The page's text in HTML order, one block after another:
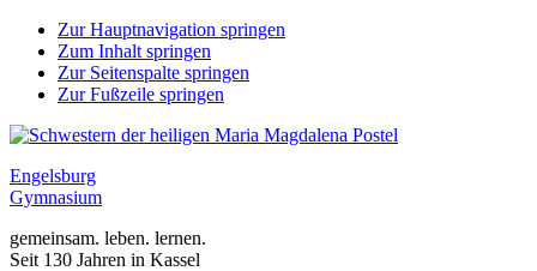
Zur Hauptnavigation springen
Zum Inhalt springen
Zur Seitenspalte springen
Zur Fußzeile springen
Engelsburg
Gymnasium
gemeinsam. leben. lernen.
Seit 130 Jahren in Kassel